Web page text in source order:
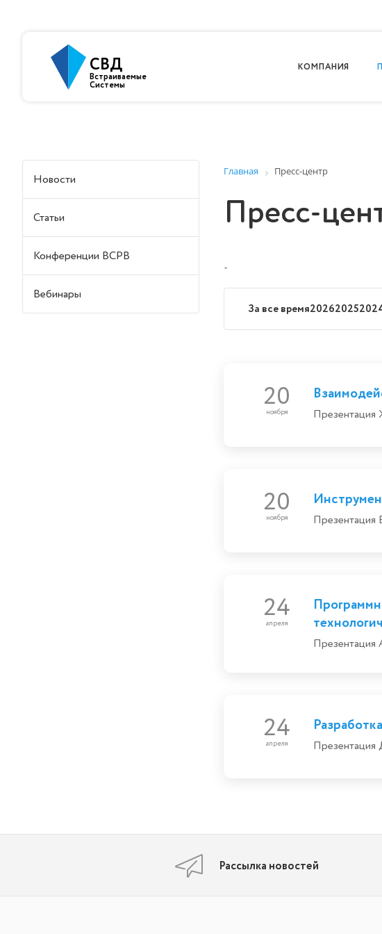
СВД
Встраиваемые
Системы
КОМПАНИЯ
Главная Пресс-центр
Пресс-
-
За все время20262025
20
ноября
20
ноября Презентация
24
апреля
24
апреля Презентация
Новости
Статьи
Конференции ВСРВ
Вебинары
Рассылка новостей